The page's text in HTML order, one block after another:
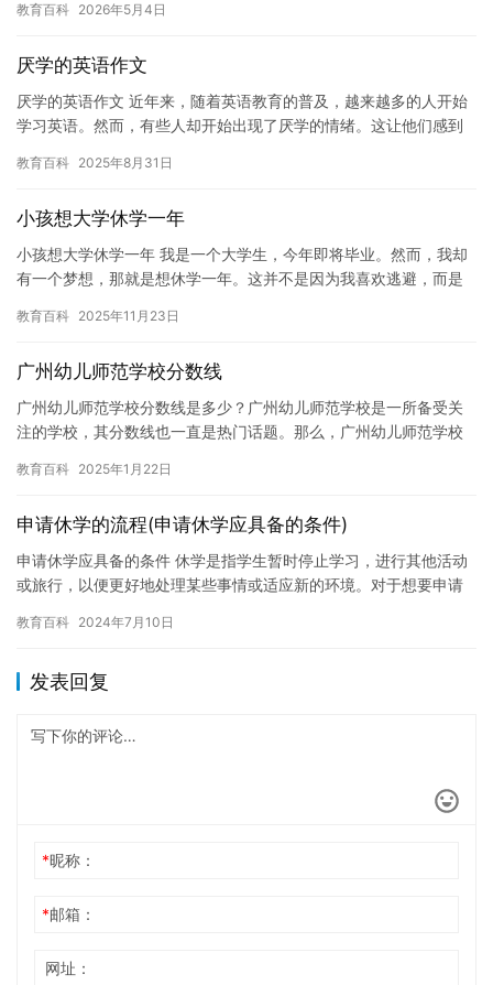
和学…
教育百科 2026年5月4日
厌学的英语作文
厌学的英语作文 近年来，随着英语教育的普及，越来越多的人开始
学习英语。然而，有些人却开始出现了厌学的情绪。这让他们感到
能…
教育百科 2025年8月31日
小孩想大学休学一年
小孩想大学休学一年 我是一个大学生，今年即将毕业。然而，我却
有一个梦想，那就是想休学一年。这并不是因为我喜欢逃避，而是
趣…
教育百科 2025年11月23日
广州幼儿师范学校分数线
广州幼儿师范学校分数线是多少？广州幼儿师范学校是一所备受关
注的学校，其分数线也一直是热门话题。那么，广州幼儿师范学校
是一…
教育百科 2025年1月22日
申请休学的流程(申请休学应具备的条件)
申请休学应具备的条件 休学是指学生暂时停止学习，进行其他活动
或旅行，以便更好地处理某些事情或适应新的环境。对于想要申请
休…
教育百科 2024年7月10日
发表回复
*昵称：
*邮箱：
网址：